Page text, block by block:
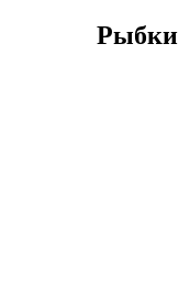
Рыбки